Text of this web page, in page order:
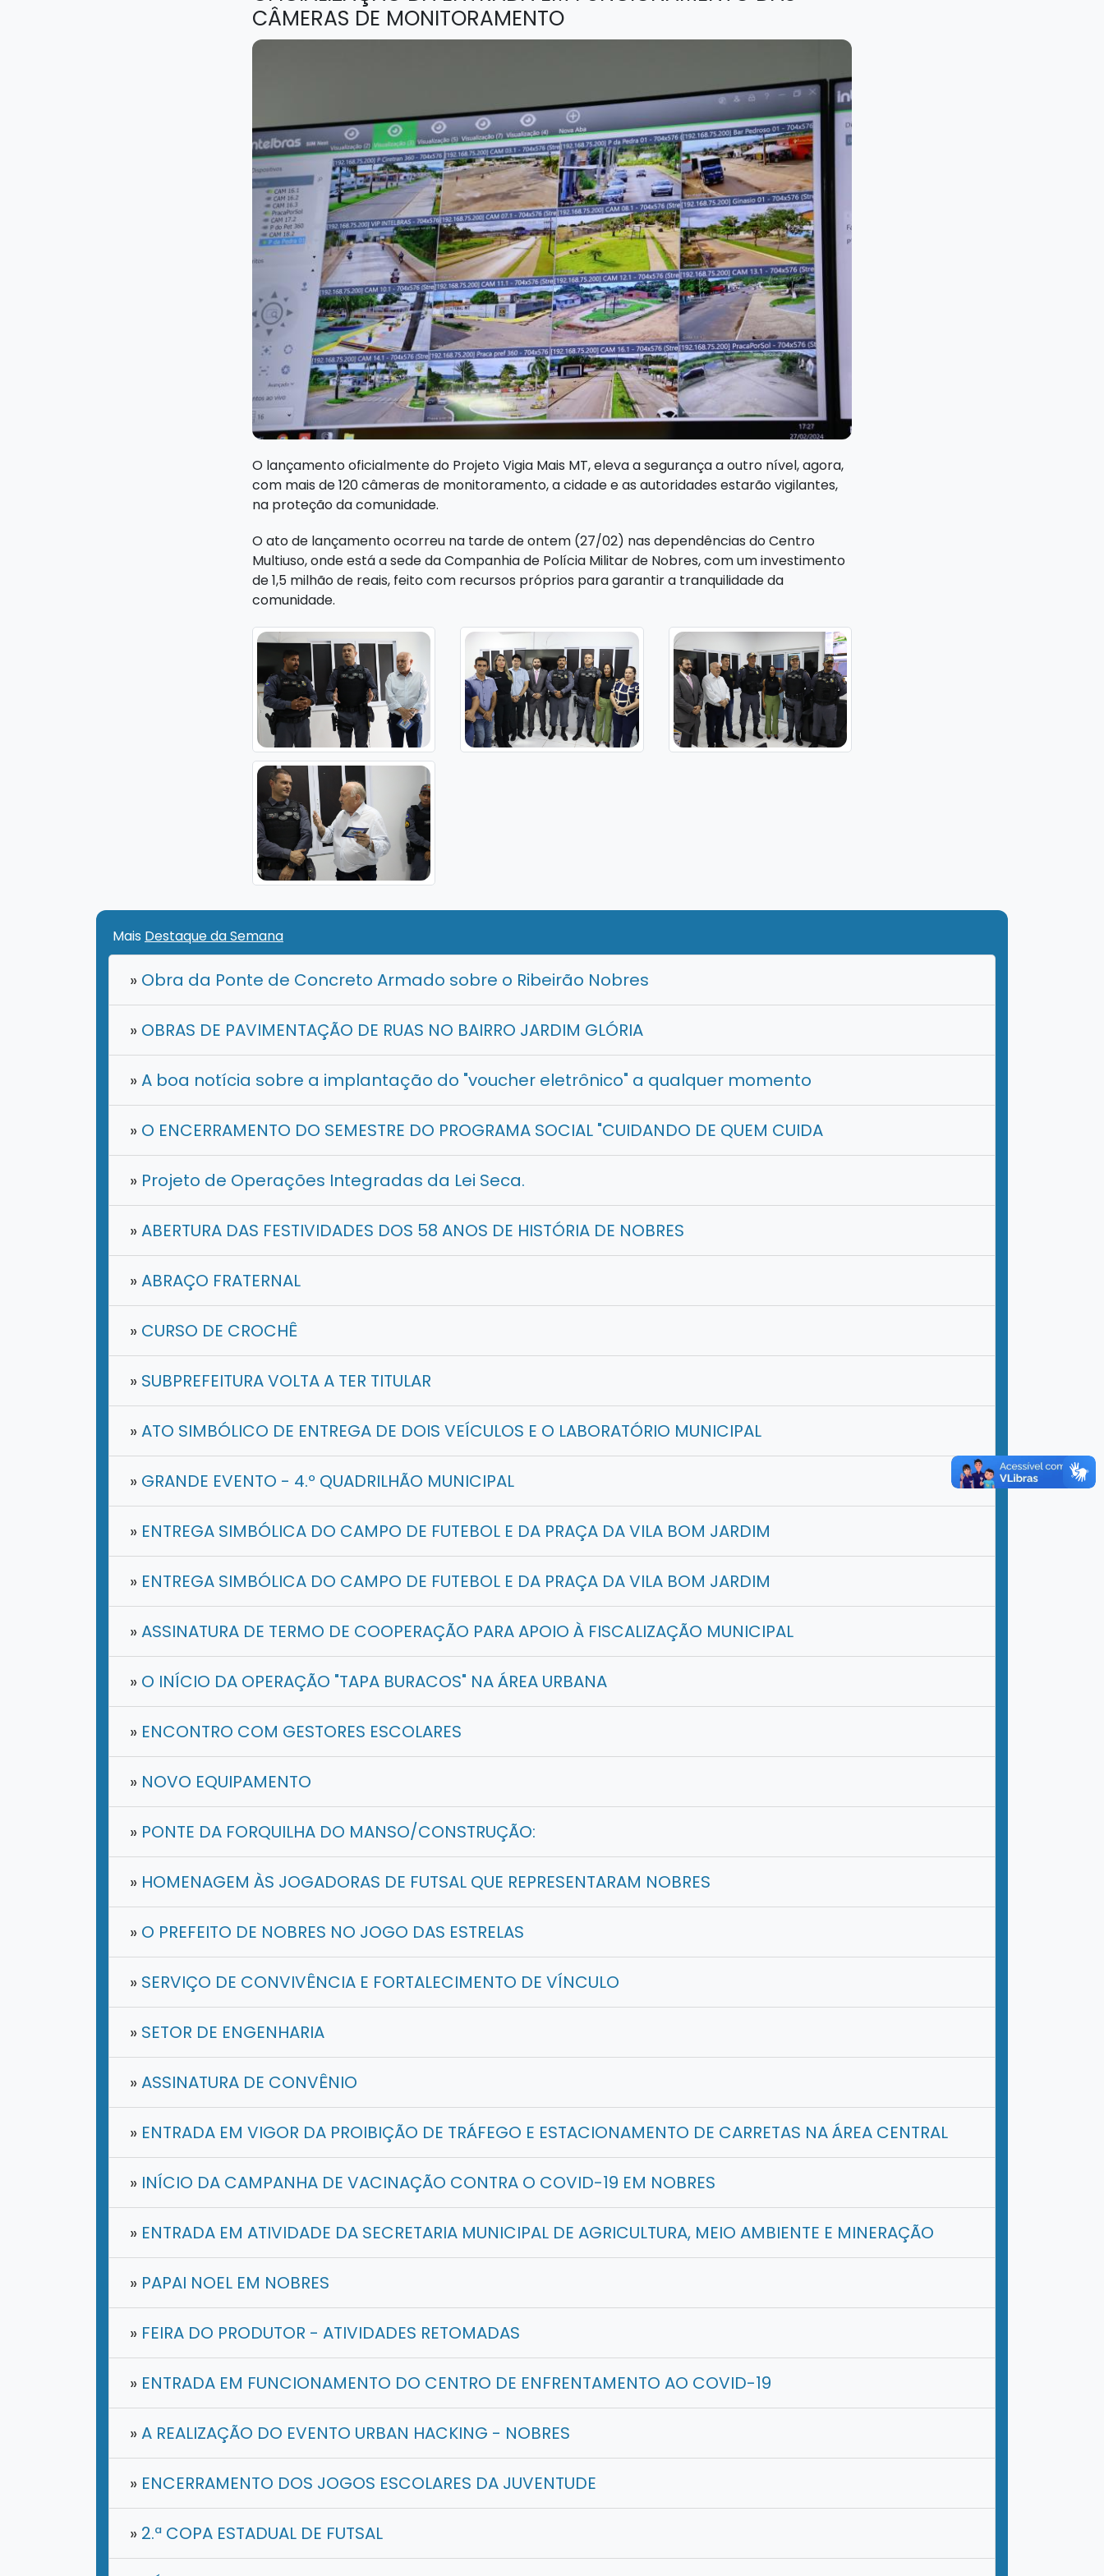
CÂMERAS DE MONITORAMENTO
O lançamento oficialmente do Projeto Vigia Mais MT, eleva a segurança a outro nível, agora,
com mais de 120 câmeras de monitoramento, a cidade e as autoridades estarão vigilantes,
na proteção da comunidade.
O ato de lançamento ocorreu na tarde de ontem (27/02) nas dependências do Centro
Multiuso, onde está a sede da Companhia de Polícia Militar de Nobres, com um investimento
de 1,5 milhão de reais, feito com recursos próprios para garantir a tranquilidade da
comunidade.
Mais Destaque da Semana
» Obra da Ponte de Concreto Armado sobre o Ribeirão Nobres
» OBRAS DE PAVIMENTAÇÃO DE RUAS NO BAIRRO JARDIM GLÓRIA
»A boa notícia sobre a implantação do "voucher eletrônico" a qualquer momento
» O ENCERRAMENTO DO SEMESTRE DO PROGRAMA SOCIAL "CUIDANDO DE QUEM CUIDA
» Projeto de Operações Integradas da Lei Seca.
»ABERTURA DAS FESTIVIDADES DOS 58 ANOS DE HISTÓRIA DE NOBRES
»ABRAÇO FRATERNAL
» CURSO DE CROCHÊ
» SUBPREFEITURA VOLTA A TER TITULAR
»ATO SIMBÓLICO DE ENTREGA DE DOIS VEÍCULOS E O LABORATÓRIO MUNICIPAL
» GRANDE EVENTO - 4.º QUADRILHÃO MUNICIPAL
» ENTREGA SIMBÓLICA DO CAMPO DE FUTEBOL E DA PRAÇA DA VILA BOM JARDIM
» ENTREGA SIMBÓLICA DO CAMPO DE FUTEBOL E DA PRAÇA DA VILA BOM JARDIM
»ASSINATURA DE TERMO DE COOPERAÇÃO PARA APOIO À FISCALIZAÇÃO MUNICIPAL
» O INÍCIO DA OPERAÇÃO "TAPA BURACOS" NA ÁREA URBANA
» ENCONTRO COM GESTORES ESCOLARES
» NOVO EQUIPAMENTO
» PONTE DA FORQUILHA DO MANSO/CONSTRUÇÃO:
» HOMENAGEM ÀS JOGADORAS DE FUTSAL QUE REPRESENTARAM NOBRES
» O PREFEITO DE NOBRES NO JOGO DAS ESTRELAS
» SERVIÇO DE CONVIVÊNCIA E FORTALECIMENTO DE VÍNCULO
» SETOR DE ENGENHARIA
»ASSINATURA DE CONVÊNIO
» ENTRADA EM VIGOR DA PROIBIÇÃO DE TRÁFEGO E ESTACIONAMENTO DE CARRETAS NA ÁREA CENTRAL
» INÍCIO DA CAMPANHA DE VACINAÇÃO CONTRA O COVID-19 EM NOBRES
» ENTRADA EM ATIVIDADE DA SECRETARIA MUNICIPAL DE AGRICULTURA, MEIO AMBIENTE E MINERAÇÃO
» PAPAI NOEL EM NOBRES
» FEIRA DO PRODUTOR - ATIVIDADES RETOMADAS
» ENTRADA EM FUNCIONAMENTO DO CENTRO DE ENFRENTAMENTO AO COVID-19
»A REALIZAÇÃO DO EVENTO URBAN HACKING - NOBRES
» ENCERRAMENTO DOS JOGOS ESCOLARES DA JUVENTUDE
» 2.ª COPA ESTADUAL DE FUTSAL